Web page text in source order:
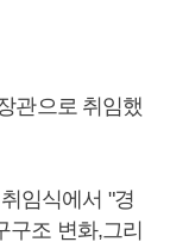
관으로 취임했
임식에서 "경
조 변화,그리